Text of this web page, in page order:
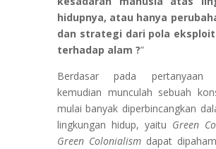
hidupnya, atau hanya
dan strategi dari pola
terhadap alam ?”
Berdasar pada pertanyaan
kemudian munculah sebuah
mulai banyak diperbincangkan
lingkungan hidup, yaitu Green
Green Colonialismdapat